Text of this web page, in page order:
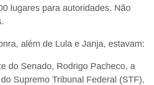
lugares para autoridades. Não
além de Lula e Janja, estavam:
do Senado, Rodrigo Pacheco, a
Supremo Tribunal Federal (STF),